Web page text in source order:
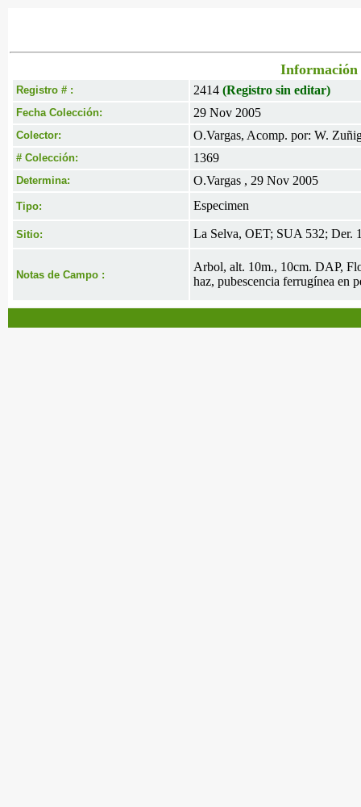
Información
Registro # : 2414 (Registro sin editar)
Fecha Colección: 29 Nov 2005
Colector: O.Vargas, Acomp. por: W.
# Colección: 1369
Determina: O.Vargas , 29 Nov 2005
Tipo: Especimen
Sitio: La Selva, OET; SUA 532; Der.
Notas de Campo :
Arbol, alt. 10m., 10cm. DAP,
haz, pubescencia ferrugínea en